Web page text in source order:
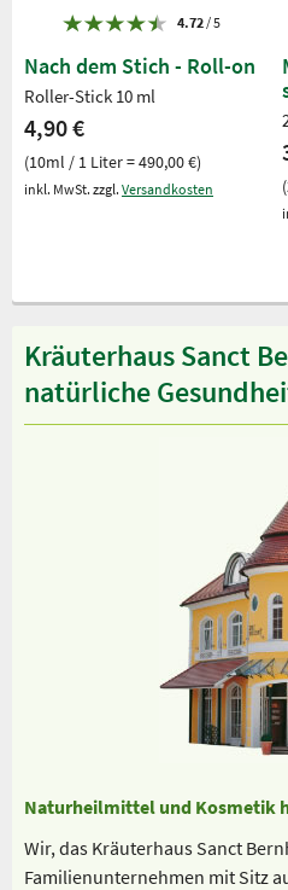
4.72/ 5
Nach dem Stich - Roll-on
Roller-Stick 10 ml
4,90 €
(10ml / 1 Liter = 490,00 €)
inkl. MwSt. zzgl. Versandkosten
Kräuterhaus Sanct
natürliche
Naturheilmittel und Kosmetik
Wir, das Kräuterhaus Sanct
Familienunternehmen mit Sitz